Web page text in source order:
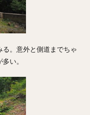
。意外と側道までちゃ
い。